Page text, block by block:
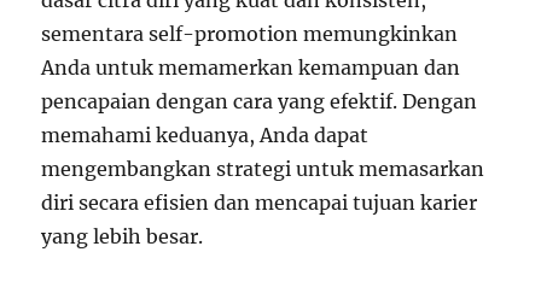
sementara self-promotion memungkinkan
Anda untuk memamerkan kemampuan dan
pencapaian dengan cara yang efektif. Dengan
memahami keduanya, Anda dapat
mengembangkan strategi untuk memasarkan
diri secara efisien dan mencapai tujuan karier
yang lebih besar.